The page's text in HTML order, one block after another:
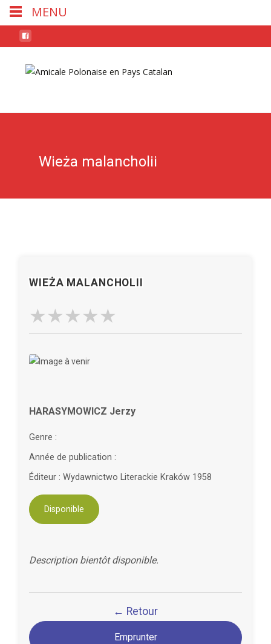
Wieża malancholii
WIEŻA MALANCHOLII
HARASYMOWICZ Jerzy
Genre :
Année de publication :
Éditeur : Wydawnictwo Literackie Kraków 1958
Disponible
Description bientôt disponible.
← Retour
Emprunter
MENU